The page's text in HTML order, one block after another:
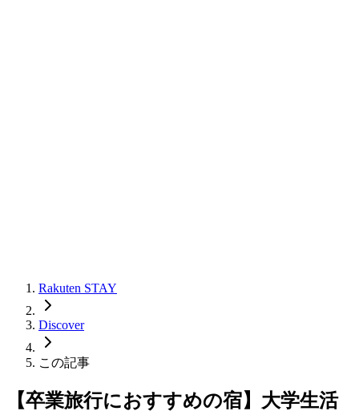
Rakuten STAY
Discover
この記事
【卒業旅行におすすめの宿】大学生活